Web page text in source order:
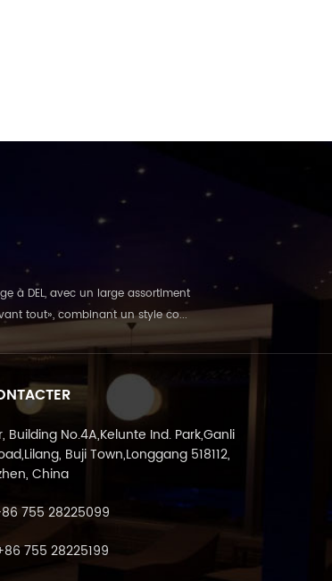
à DEL, avec un large assortiment
tout», combinant un style co...
Building No.4A,Kelunte Ind. Park,Ganli
Buji Town,Longgang 518112,
China
755 28225099
755 28225199